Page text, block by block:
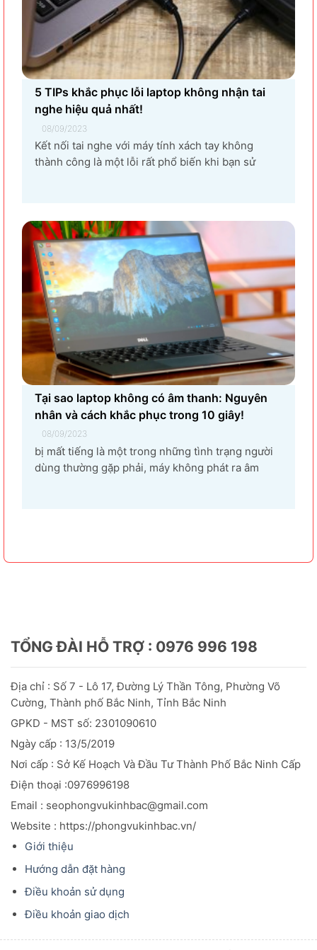
5 TIPs khắc phục lỗi laptop không nhận tai
nghe hiệu quả nhất!
08/09/2023
Kết nối tai nghe với máy tính xách tay không
thành công là một lỗi rất phổ biến khi bạn sử
Tại sao laptop không có âm thanh: Nguyên
nhân và cách khắc phục trong 10 giây!
08/09/2023
bị mất tiếng là một trong những tình trạng người
dùng thường gặp phải, máy không phát ra âm
TỔNG ĐÀI HỖ TRỢ : 0976 996 198
Địa chỉ : Số 7 - Lô 17, Đường Lý Thần Tông, Phường Võ
Cường, Thành phố Bắc Ninh, Tỉnh Bắc Ninh
GPKD - MST số: 2301090610
Ngày cấp : 13/5/2019
Nơi cấp : Sở Kế Hoạch Và Đầu TưThành Phố Bắc Ninh Cấp
Điện thoại :0976996198
Email : seophongvukinhbac@gmail.com
Website : https://phongvukinhbac.vn/
Giới thiệu
Hướng dẫn đặt hàng
Điều khoản sử dụng
Điều khoản giao dịch